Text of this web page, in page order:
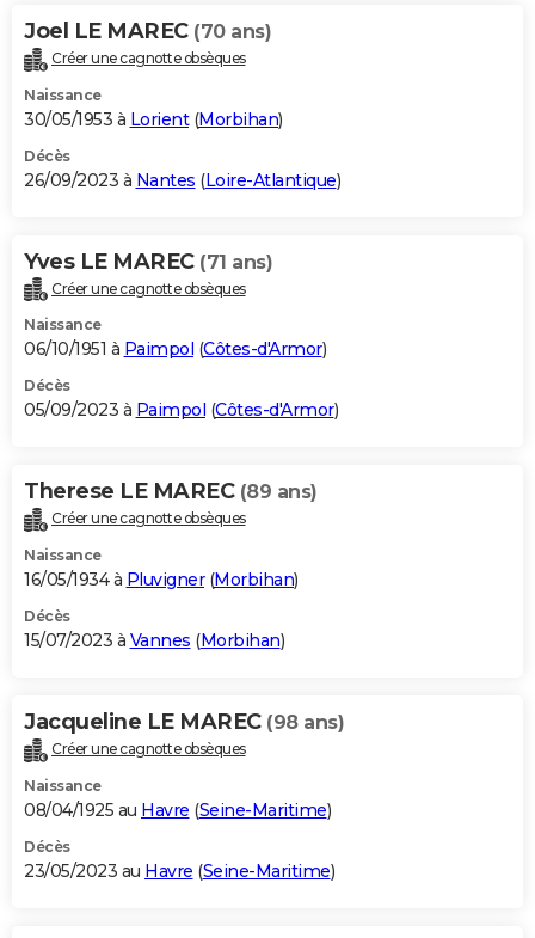
Joel LE MAREC (70 ans)
Créer une cagnotte obsèques
Naissance
30/05/1953 à Lorient(Morbihan)
Décès
26/09/2023 à Nantes (Loire-Atlantique)
Yves LE MAREC (71 ans)
Créer une cagnotte obsèques
Naissance
06/10/1951 à Paimpol (Côtes-d'Armor)
Décès
05/09/2023 à Paimpol (Côtes-d'Armor)
Therese LE MAREC (89 ans)
Créer une cagnotte obsèques
Naissance
16/05/1934 à Pluvigner(Morbihan)
Décès
15/07/2023 à Vannes (Morbihan)
Jacqueline LE MAREC (98 ans)
Créer une cagnotte obsèques
Naissance
08/04/1925 au Havre (Seine-Maritime)
Décès
23/05/2023 au Havre (Seine-Maritime)